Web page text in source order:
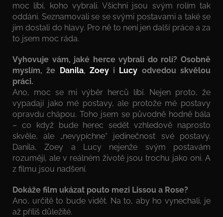
moc líbí, koho vybrali. Všichni jsou svým rolím tak
oddáni. Seznamovali se se svými postavami a také se
jim dostali do hlavy. Pro ně to není jen další práce a za
to jsem moc ráda.
Vyhovuje vám, jaké herce vybrali do rolí? Osobně
myslím, že Danila, Zoey i Lucy odvedou skvělou
práci.
Ano, moc se mi výběr herců líbí. Nejen proto, že
vypadají jako mé postavy, ale protože mé postavy
opravdu chápou. Toho jsem se původně hodně bála
– co když bude herec sedět vzhledově naprosto
skvěle, ale „nevypíchne“ jedinečnost své postavy.
Danila, Zoey a Lucy nejenže svým postavám
rozumějí, ale v reálném životě jsou trochu jako oni. A
z filmu jsou nadšení.
Dokáže film ukázat pouto mezi Lissou a Rose?
Ano, určitě to bude vidět. Na to, aby ho vynechali, je
až příliš důležité.